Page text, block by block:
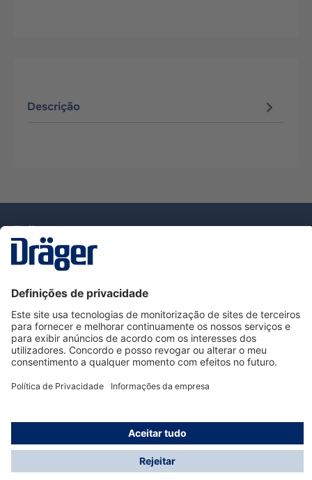
Descrição
Serviço de Apoio ao Cliente Dräger
Utilização da loja
Informações
© Dräger Portugal, Lda, 2024
* Todos os preços excl. IVA mais
possíveis taxas de entrega, se não for indicado o